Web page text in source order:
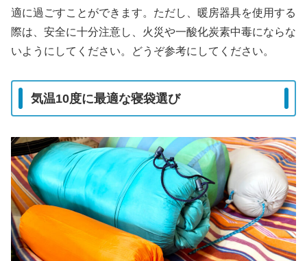
適に過ごすことができます。ただし、暖房器具を使用する
際は、安全に十分注意し、火災や一酸化炭素中毒にならな
いようにしてください。どうぞ参考にしてください。
気温10度に最適な寝袋選び